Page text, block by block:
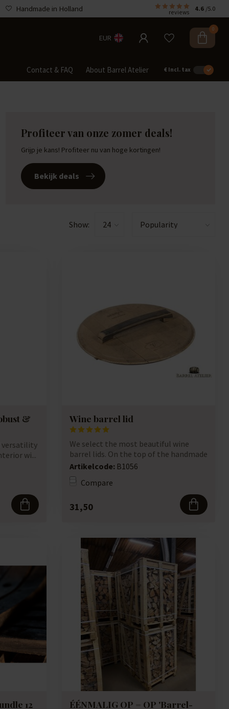
Handmade in Holland reviews 4.6 /5.0
EUR
0
Contact & FAQ About Barrel Atelier € Incl. tax
suspension
Barrel Deco
Profiteer van onze zomer deals!
Grijp je kans! Profiteer nu van hoge kortingen!
Bekijk deals
Show:
&
versatility
wi...
Wine barrel lid
We select the most beautiful wine
barrel lids. On the top of the handmade
lids y...
Artikelcode: B1056
Compare
31,50
12
ÉÉNMALIG OP = OP 'Barrel-